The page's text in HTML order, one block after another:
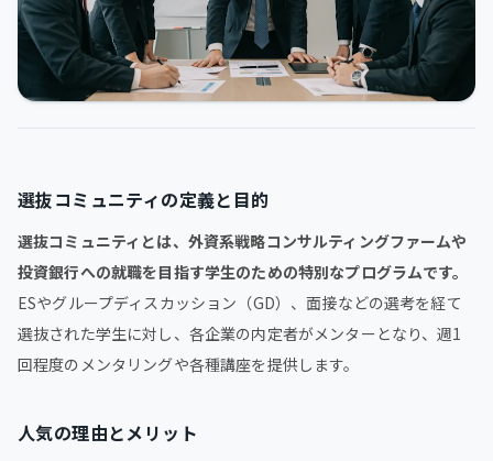
選抜コミュニティの定義と目的
選抜コミュニティとは、外資系戦略コンサルティングファームや
投資銀行への就職を目指す学生のための特別なプログラムです。
ESやグループディスカッション（GD）、面接などの選考を経て
選抜された学生に対し、各企業の内定者がメンターとなり、週1
回程度のメンタリングや各種講座を提供します。
人気の理由とメリット